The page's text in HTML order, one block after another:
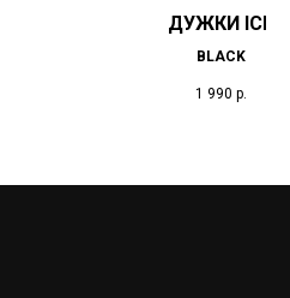
ДУЖКИ ICE
BLACK
1 990 р.